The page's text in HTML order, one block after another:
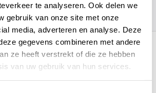
te analyseren. Ook delen we
gebruik van onze site met onze
media, adverteren en analyse. Deze
gegevens combineren met andere
ze heeft verstrekt of die ze hebben
van uw gebruik van hun services.
een 4.7/5 op